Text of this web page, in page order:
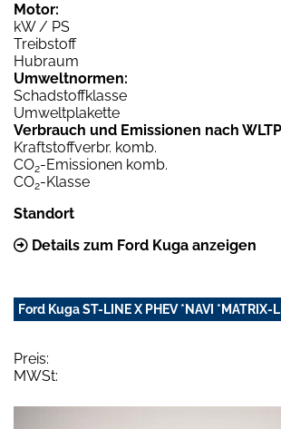
Motor:
kW / PS
Treibstoff
Hubraum
Umweltnormen:
Schadstoffklasse
Umweltplakette
Verbrauch und Emissionen nach
Kraftstoffverbr. komb.
CO2-Emissionen komb.
CO2-Klasse
Standort
Details zum Ford Kuga anzeigen
Ford Kuga ST-LINE X PHEV *NAVI *MATRIX-
Preis:
MWSt: